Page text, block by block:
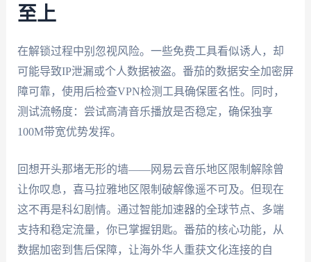
至上
在解锁过程中别忽视风险。一些免费工具看似诱人，却
可能导致IP泄漏或个人数据被盗。番茄的数据安全加密屏
障可靠，使用后检查VPN检测工具确保匿名性。同时，
测试流畅度：尝试高清音乐播放是否稳定，确保独享
100M带宽优势发挥。
回想开头那堵无形的墙——网易云音乐地区限制解除曾
让你叹息，喜马拉雅地区限制破解像遥不可及。但现在
这不再是科幻剧情。通过智能加速器的全球节点、多端
支持和稳定流量，你已掌握钥匙。番茄的核心功能，从
数据加密到售后保障，让海外华人重获文化连接的自